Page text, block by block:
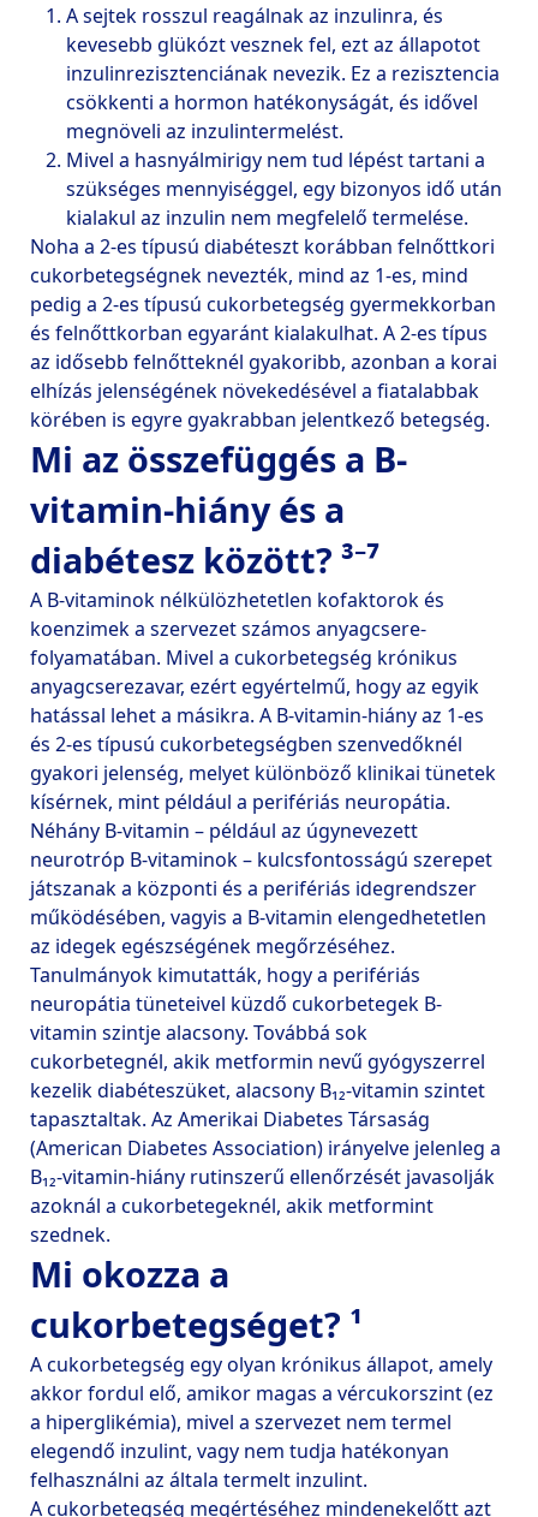
A sejtek rosszul reagálnak az inzulinra, és
kevesebb glükózt vesznek fel, ezt az állapotot
inzulinrezisztenciának nevezik. Ez a rezisztencia
csökkenti a hormon hatékonyságát, és idővel
megnöveli az inzulintermelést.
Mivel a hasnyálmirigy nem tud lépést tartani a
szükséges mennyiséggel, egy bizonyos idő után
Noha a 2-es típusú diabéteszt korábban felnőttkori
cukorbetegségnek nevezték, mind az 1-es, mind
pedig a 2-es típusú cukorbetegség gyermekkorban
és felnőttkorban egyaránt kialakulhat. A 2-es típus
az idősebb felnőtteknél gyakoribb, azonban a korai
elhízás jelenségének növekedésével a fiatalabbak
Mi az összefüggés a B-
vitamin-hiány és a
diabétesz között? ³⁻⁷
A B-vitaminok nélkülözhetetlen kofaktorok és
koenzimek a szervezet számos anyagcsere-
folyamatában. Mivel a cukorbetegség krónikus
anyagcserezavar, ezért egyértelmű, hogy az egyik
hatással lehet a másikra. A B-vitamin-hiány az 1-es
és 2-es típusú cukorbetegségben szenvedőknél
gyakori jelenség, melyet különböző klinikai tünetek
kísérnek, mint például a perifériás neuropátia.
Néhány B-vitamin – például az úgynevezett
neurotróp B-vitaminok – kulcsfontosságú szerepet
játszanak a központi és a perifériás idegrendszer
működésében, vagyis a B-vitamin elengedhetetlen
az idegek egészségének megőrzéséhez.
Tanulmányok kimutatták, hogy a perifériás
neuropátia tüneteivel küzdő cukorbetegek B-
vitamin szintje alacsony. Továbbá sok
cukorbetegnél, akik metformin nevű gyógyszerrel
kezelik diabéteszüket, alacsony B₁₂-vitamin szintet
tapasztaltak. Az Amerikai Diabetes Társaság
(American Diabetes Association) irányelve jelenleg a
B₁₂-vitamin-hiány rutinszerű ellenőrzését javasolják
azoknál a cukorbetegeknél, akik metformint
Mi okozza a
cukorbetegséget? ¹
A cukorbetegség egy olyan krónikus állapot, amely
akkor fordul elő, amikor magas a vércukorszint (ez
a hiperglikémia), mivel a szervezet nem termel
elegendő inzulint, vagy nem tudja hatékonyan
felhasználni az általa termelt inzulint.
A cukorbetegség megértéséhez mindenekelőtt azt